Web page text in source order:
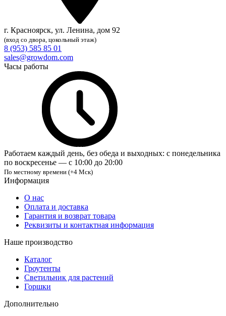
г. Красноярск, ул. Ленина, дом 92
(вход со двора, цокольный этаж)
8 (953) 585 85 01
sales@growdom.com
Часы работы
Работаем каждый день, без обеда и выходных: с понедельника
по воскресенье — с 10:00 до 20:00
По местному времени (+4 Мск)
Информация
О нас
Оплата и доставка
Гарантия и возврат товара
Реквизиты и контактная информация
Наше производство
Каталог
Гроутенты
Светильник для растений
Горшки
Дополнительно